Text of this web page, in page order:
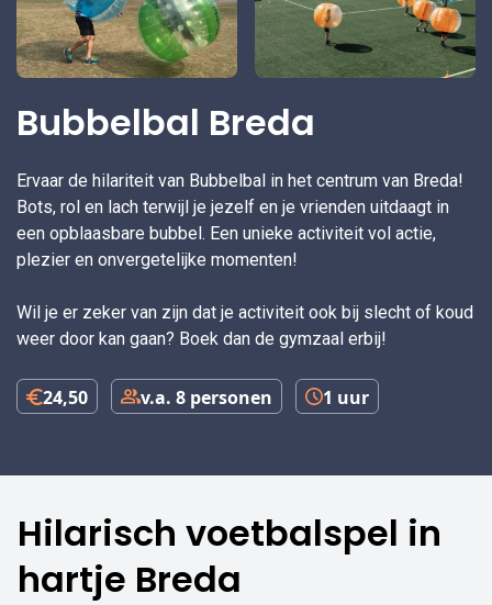
Bubbelbal Breda
Ervaar de hilariteit van Bubbelbal in het centrum van Breda!
Bots, rol en lach terwijl je jezelf en je vrienden uitdaagt in
een opblaasbare bubbel. Een unieke activiteit vol actie,
plezier en onvergetelijke momenten!
Wil je er zeker van zijn dat je activiteit ook bij slecht of koud
weer door kan gaan? Boek dan de gymzaal erbij!
24,50 v.a. 8 personen 1 uur
Hilarisch voetbalspel in
hartje Breda